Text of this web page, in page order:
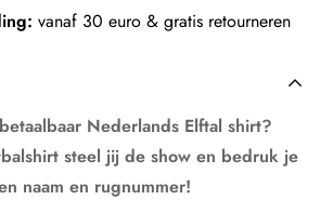
vanaf 30 euro & gratis retourneren
Nederlands Elftal shirt?
steel jij de show en bedruk je
naam en rugnummer!